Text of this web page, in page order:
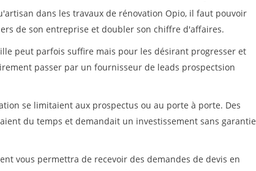
dans les travaux de rénovation Opio, il faut pouvoir
de son entreprise et doubler son chiffre d'affaires.
peut parfois suffire mais pour les désirant progresser et
passer par un fournisseur de leads prospectsion
se limitaient aux prospectus ou au porte à porte. Des
du temps et demandait un investissement sans garantie
vous permettra de recevoir des demandes de devis en